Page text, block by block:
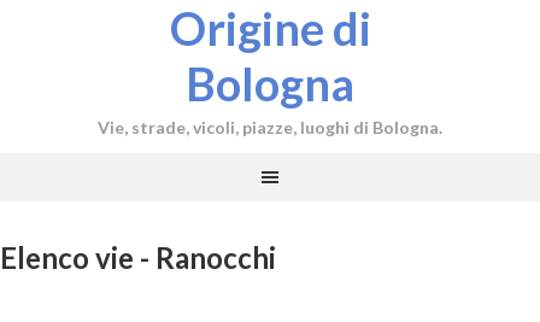
Origine di
Bologna
Vie, strade, vicoli, piazze, luoghi di Bologna.
Elenco vie - Ranocchi